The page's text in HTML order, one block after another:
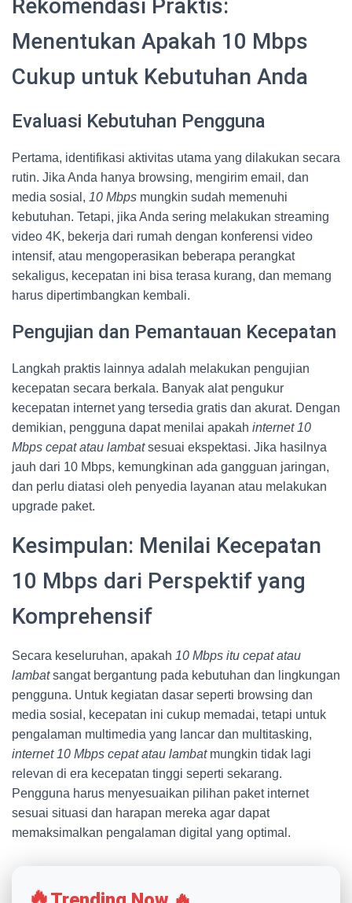
Rekomendasi Praktis:
Menentukan Apakah 10 Mbps
Cukup untuk Kebutuhan Anda
Evaluasi Kebutuhan Pengguna
Pertama, identifikasi aktivitas utama yang dilakukan secara
rutin. Jika Anda hanya browsing, mengirim email, dan
media sosial, 10 Mbps mungkin sudah memenuhi
kebutuhan. Tetapi, jika Anda sering melakukan streaming
video 4K, bekerja dari rumah dengan konferensi video
intensif, atau mengoperasikan beberapa perangkat
sekaligus, kecepatan ini bisa terasa kurang, dan memang
harus dipertimbangkan kembali.
Pengujian dan Pemantauan Kecepatan
Langkah praktis lainnya adalah melakukan pengujian
kecepatan secara berkala. Banyak alat pengukur
kecepatan internet yang tersedia gratis dan akurat. Dengan
demikian, pengguna dapat menilai apakah internet 10
Mbps cepat atau lambatsesuai ekspektasi. Jika hasilnya
jauh dari 10 Mbps, kemungkinan ada gangguan jaringan,
dan perlu diatasi oleh penyedia layanan atau melakukan
upgrade paket.
Kesimpulan: Menilai Kecepatan
10 Mbps dari Perspektif yang
Komprehensif
Secara keseluruhan, apakah 10 Mbps itu cepat atau
lambatsangat bergantung pada kebutuhan dan lingkungan
pengguna. Untuk kegiatan dasar seperti browsing dan
media sosial, kecepatan ini cukup memadai, tetapi untuk
pengalaman multimedia yang lancar dan multitasking,
internet 10 Mbps cepat atau lambatmungkin tidak lagi
relevan di era kecepatan tinggi seperti sekarang.
Pengguna harus menyesuaikan pilihan paket internet
sesuai situasi dan harapan mereka agar dapat
memaksimalkan pengalaman digital yang optimal.
🔥